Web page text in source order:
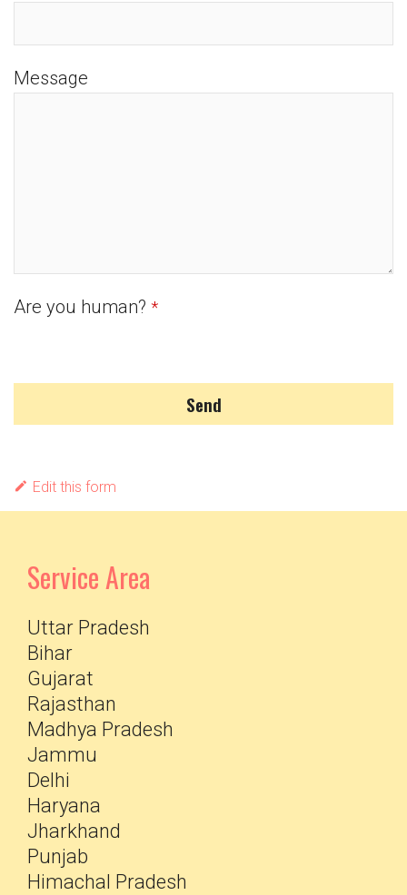
Message
Are you human? *
Send
Edit this form
Service Area
Uttar Pradesh
Bihar
Gujarat
Rajasthan
Madhya Pradesh
Jammu
Delhi
Haryana
Jharkhand
Punjab
Himachal Pradesh